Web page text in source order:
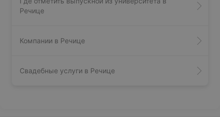
Речице
Компании в Речице
Свадебные услуги в Речице